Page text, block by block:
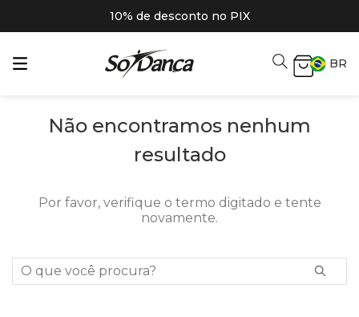
10% de desconto no PIX
BR
Não encontramos nenhum
resultado
Por favor, verifique o termo digitado e tente
novamente.
O que você procura?